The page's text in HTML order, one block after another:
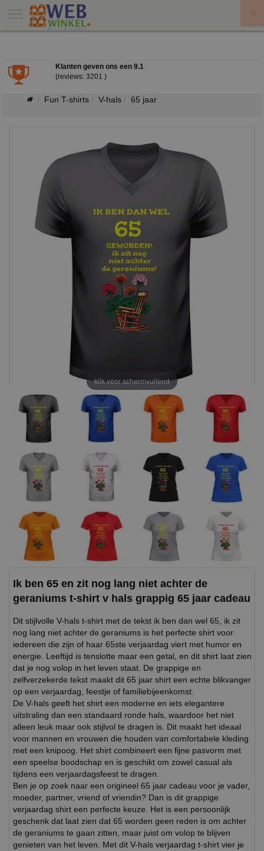
Klanten geven ons een 9.1
(reviews: 3201 )
Fun T-shirts V-hals 65 jaar
klik voor schermvullend
Ik ben 65 en zit nog lang niet achter de
geraniums t-shirt v hals grappig 65 jaar cadeau
Dit stijlvolle V-hals t-shirt met de tekst ik ben dan wel 65, ik zit
nog lang niet achter de geraniums is het perfecte shirt voor
iedereen die zijn of haar 65ste verjaardag viert met humor en
energie. Leeftijd is tenslotte maar een getal, en dit shirt laat zien
dat je nog volop in het leven staat. De grappige en
zelfverzekerde tekst maakt dit 65 jaar shirt een echte blikvanger
op een verjaardag, feestje of familiebijeenkomst.
De V-hals geeft het shirt een moderne en iets elegantere
uitstraling dan een standaard ronde hals, waardoor het niet
alleen leuk maar ook stijlvol te dragen is. Dit maakt het ideaal
voor mannen en vrouwen die houden van comfortabele kleding
met een knipoog. Het shirt combineert een fijne pasvorm met
een speelse boodschap en is geschikt om zowel casual als
tijdens een verjaardagsfeest te dragen.
Ben je op zoek naar een origineel 65 jaar cadeau voor je vader,
moeder, partner, vriend of vriendin? Dan is dit grappige
verjaardag shirt een perfecte keuze. Het is een persoonlijk
geschenk dat laat zien dat 65 worden geen reden is om achter
de geraniums te gaan zitten, maar juist om volop te blijven
genieten van het leven. Met dit V-hals verjaardag t-shirt vier je